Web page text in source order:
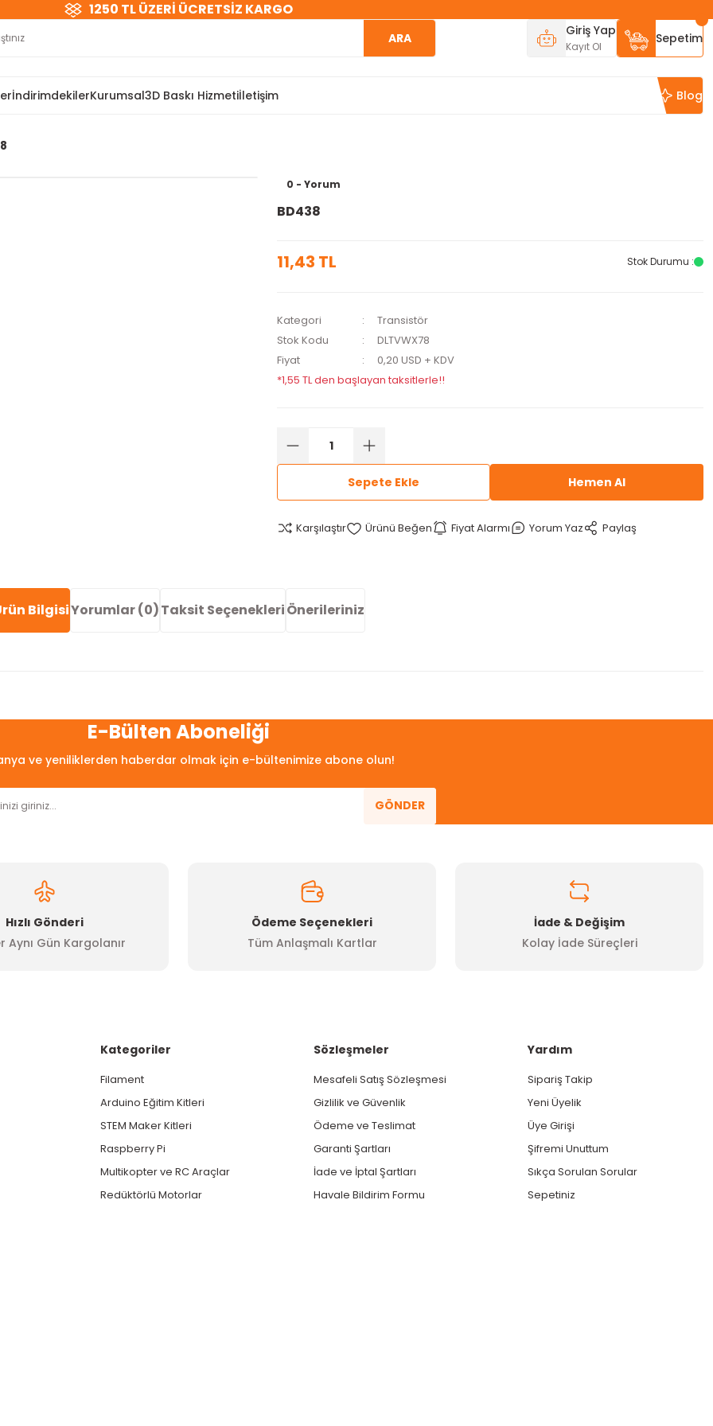
1250 TL ÜZERİ ÜCRETSİZ KARGO
ARA Giriş Yap
Kayıt Ol
Sepetim
İndirimdekilerKurumsal3D Baskı Hizmetiİletişim Blog
0 - Yorum
BD438
11,43 TL Stok Durumu :
Kategori
Transistör
Stok Kodu
DLTVWX78
Fiyat
0,20 USD + KDV
*1,55 TL den başlayan taksitlerle!!
Sepete Ekle Hemen Al
Karşılaştır Fiyat Alarmı Yorum Yaz Paylaş
BilgisiYorumlar (0)Taksit SeçenekleriÖnerileriniz
Bu ürüne ilk yorumu siz yapın!
E-Bülten Aboneliği
ve yeniliklerden haberdar olmak için e-bültenimize abone olun!
GÖNDER
Hızlı Gönderi
Aynı Gün Kargolanır
Ödeme Seçenekleri
Tüm Anlaşmalı Kartlar
İade & Değişim
Kolay İade Süreçleri
Kategoriler
Filament
Arduino Eğitim Kitleri
STEM Maker Kitleri
Raspberry Pi
Multikopter ve RC Araçlar
Redüktörlü Motorlar
Sözleşmeler
Mesafeli Satış Sözleşmesi
Gizlilik ve Güvenlik
Ödeme ve Teslimat
Garanti Şartları
İade ve İptal Şartları
Havale Bildirim Formu
Yardım
Sipariş Takip
Yeni Üyelik
Üye Girişi
Şifremi Unuttum
Sıkça Sorulan Sorular
Sepetiniz